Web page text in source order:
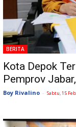
BERITA
Kota Depok
Pemprov
Boy Rivalino - Sabtu, 15